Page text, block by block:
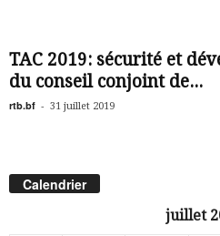
TAC 2019: sécurité et
du conseil conjoint de...
rtb.bf - 31 juillet 2019
Calendrier
juillet